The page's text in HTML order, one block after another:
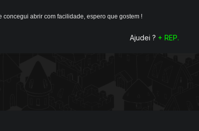
abrir com facilidade, espero que gostem !
Ajudei ? + REP.